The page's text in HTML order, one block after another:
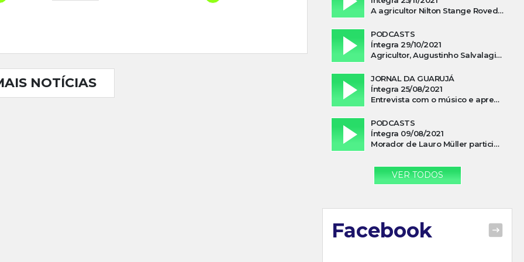
NOTÍCIAS
A agricultor Nilton Stange Roveda, afirma ter recebido ajuda espiritual durante acidente
PODCASTS
Íntegra 29/10/2021
Agricultor, Augustinho Salvalagio, relata sobre aparição do Cavaleiro Negro no Rio das Furnas
JORNAL DA GUARUJÁ
Íntegra 25/08/2021
Entrevista com o músico e apresentador, Lismael Ferrareis, no Cidade e Campo
PODCASTS
Íntegra 09/08/2021
Morador de Lauro Müller participa de motociata em apoio a Bolsonaro
VER TODOS
Facebook